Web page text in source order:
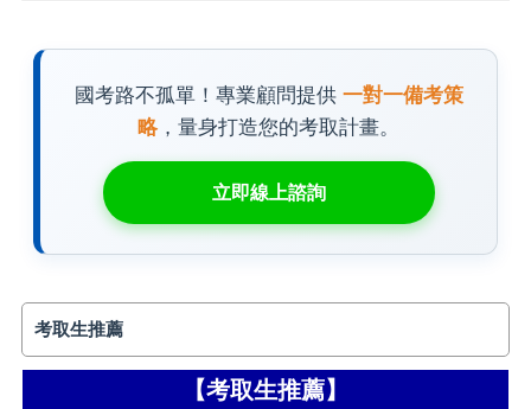
國考路不孤單！專業顧問提供 一對一備考策
略，量身打造您的考取計畫。
立即線上諮詢
考取生推薦
【考取生推薦】